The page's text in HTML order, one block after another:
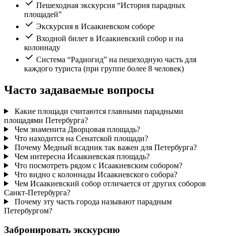
Пешеходная экскурсия “История парадных
площадей”
Экскурсия в Исаакиевском соборе
Входной билет в Исаакиевский собор и на
колоннаду
Система “Радиогид” на пешеходную часть для
каждого туриста (при группе более 8 человек)
Часто задаваемые вопросы
Какие площади считаются главными парадными
площадями Петербурга?
Чем знаменита Дворцовая площадь?
Что находится на Сенатской площади?
Почему Медный всадник так важен для Петербурга?
Чем интересна Исаакиевская площадь?
Что посмотреть рядом с Исаакиевским собором?
Что видно с колоннады Исаакиевского собора?
Чем Исаакиевский собор отличается от других соборов
Санкт-Петербурга?
Почему эту часть города называют парадным
Петербургом?
Забронировать экскурсию